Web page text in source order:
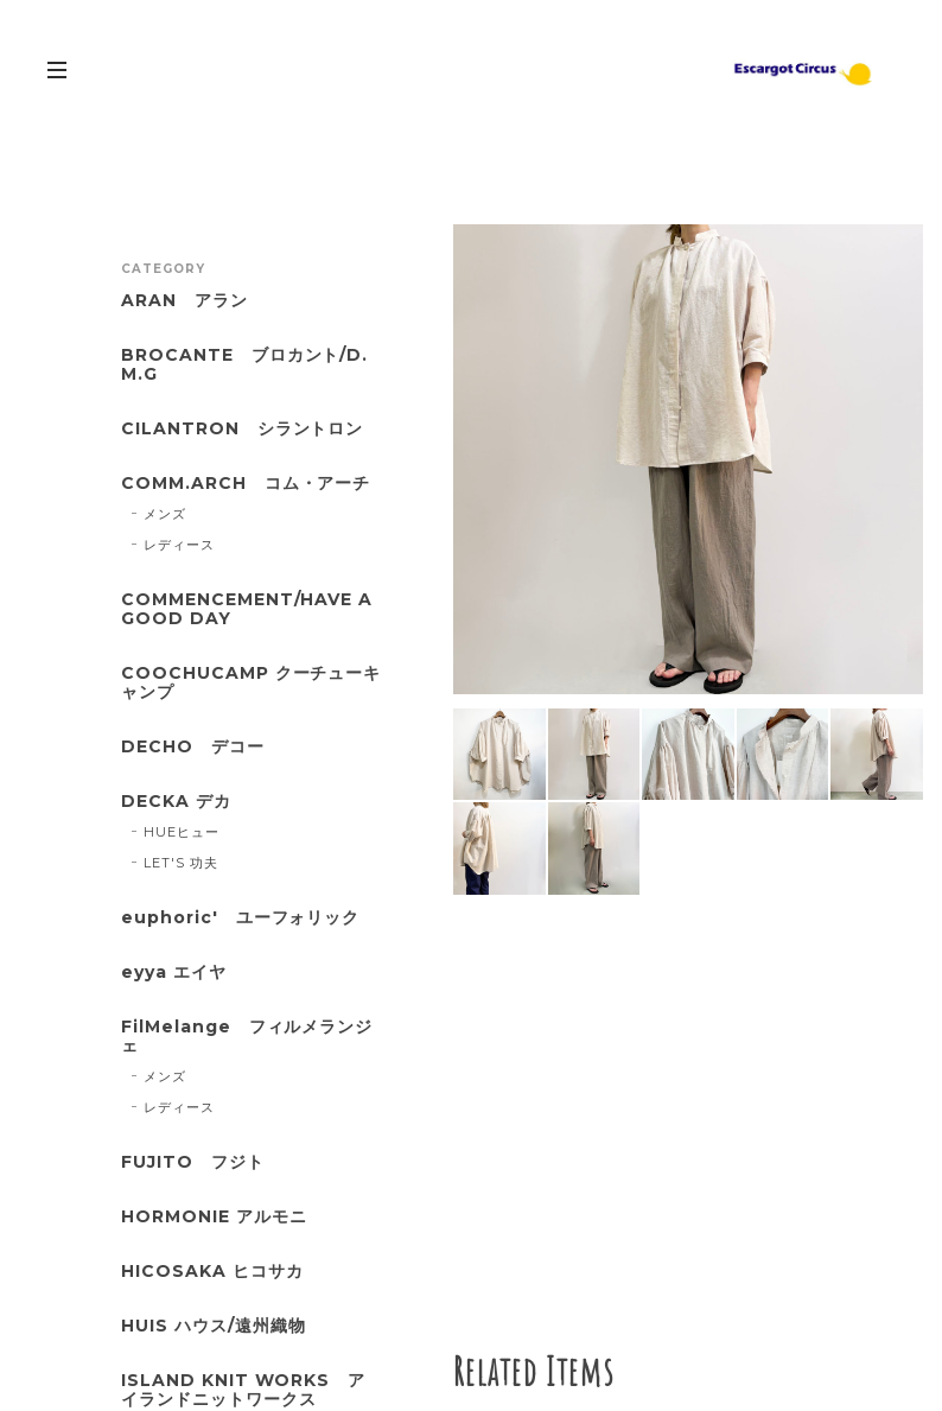
Related Items
CATEGORY
ARAN アラン
BROCANTE ブロカント/D.
M.G
CILANTRON シラントロン
COMM.ARCH コム・アーチ
メンズ
レディース
COMMENCEMENT/HAVE A
GOOD DAY
COOCHUCAMP クーチューキ
ャンプ
DECHO デコー
DECKA デカ
HUEヒュー
LET'S 功夫
euphoric' ユーフォリック
eyya エイヤ
FilMelange フィルメランジ
ェ
メンズ
レディース
FUJITO フジト
HORMONIE アルモニ
HICOSAKA ヒコサカ
HUIS ハウス/遠州織物
ISLAND KNIT WORKS ア
イランドニットワークス